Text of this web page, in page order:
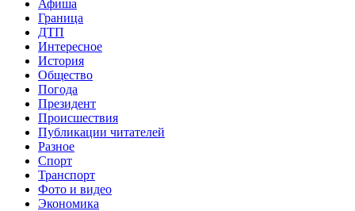
Афиша
Граница
ДТП
Интересное
История
Общество
Погода
Президент
Происшествия
Публикации читателей
Разное
Спорт
Транспорт
Фото и видео
Экономика